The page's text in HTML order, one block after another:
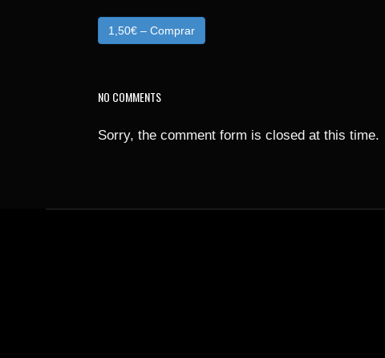
1,50€ – Comprar
NO COMMENTS
Sorry, the comment form is closed at this time.